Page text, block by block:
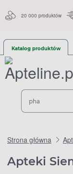
20 000 produktów
Katalog produktów
Strona główna
Apteki